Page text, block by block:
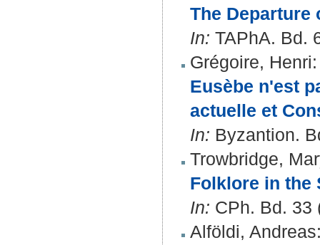
The Departure
In: TAPhA. Bd.
Grégoire, Henri:
Eusèbe n'est
actuelle et
In: Byzantion.
Trowbridge,
Folklore in the
In: CPh. Bd. 33
Alföldi, Andreas